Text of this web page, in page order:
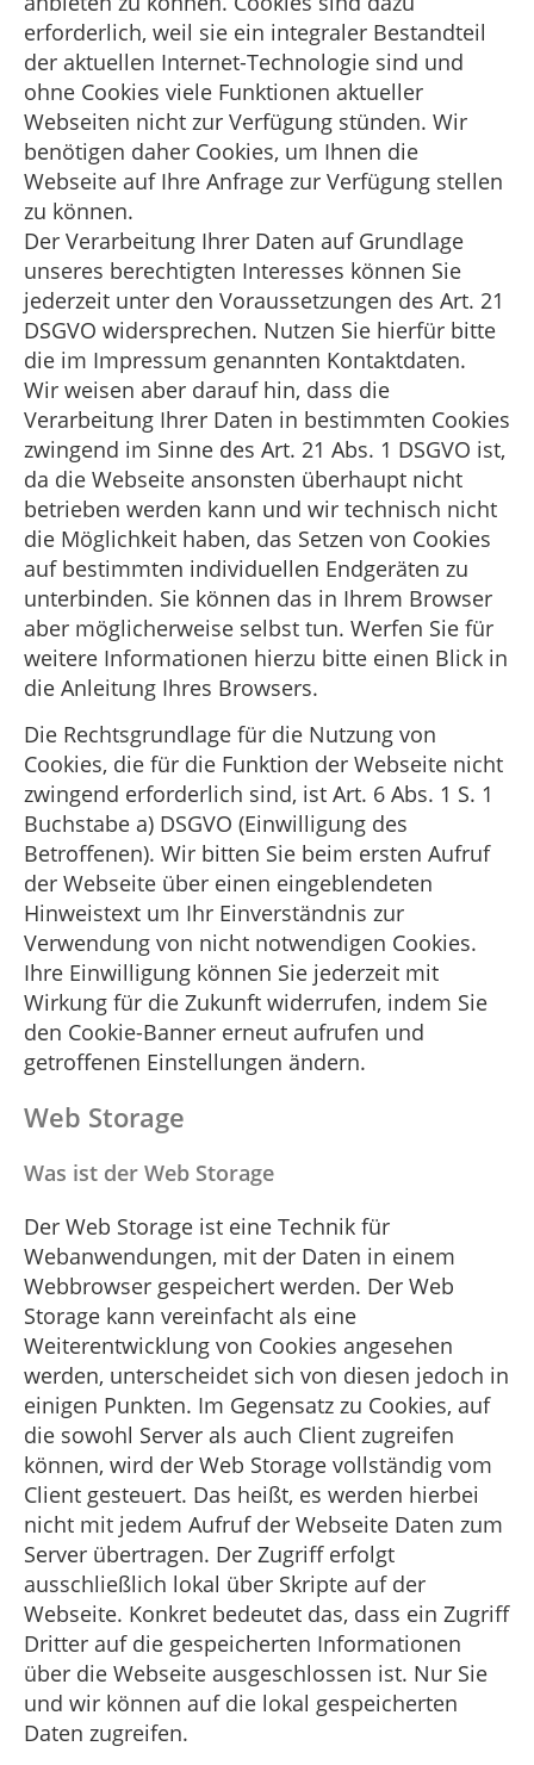
erforderlich, weil sie ein integraler Bestandteil
der aktuellen Internet-Technologie sind und
ohne Cookies viele Funktionen aktueller
Webseiten nicht zur Verfügung stünden. Wir
benötigen daher Cookies, um Ihnen die
Webseite auf Ihre Anfrage zur Verfügung stellen
zu können.
Der Verarbeitung Ihrer Daten auf Grundlage
unseres berechtigten Interesses können Sie
jederzeit unter den Voraussetzungen des Art. 21
DSGVO widersprechen. Nutzen Sie hierfür bitte
die im Impressum genannten Kontaktdaten.
Wir weisen aber darauf hin, dass die
Verarbeitung Ihrer Daten in bestimmten Cookies
zwingend im Sinne des Art. 21 Abs. 1 DSGVO ist,
da die Webseite ansonsten überhaupt nicht
betrieben werden kann und wir technisch nicht
die Möglichkeit haben, das Setzen von Cookies
auf bestimmten individuellen Endgeräten zu
unterbinden. Sie können das in Ihrem Browser
aber möglicherweise selbst tun. Werfen Sie für
weitere Informationen hierzu bitte einen Blick in
die Anleitung Ihres Browsers.
Die Rechtsgrundlage für die Nutzung von
Cookies, die für die Funktion der Webseite nicht
zwingend erforderlich sind, ist Art. 6 Abs. 1 S. 1
Buchstabe a) DSGVO (Einwilligung des
Betroffenen). Wir bitten Sie beim ersten Aufruf
der Webseite über einen eingeblendeten
Hinweistext um Ihr Einverständnis zur
Verwendung von nicht notwendigen Cookies.
Ihre Einwilligung können Sie jederzeit mit
Wirkung für die Zukunft widerrufen, indem Sie
den Cookie-Banner erneut aufrufen und
getroffenen Einstellungen ändern.
Web Storage
Was ist der Web Storage
Der Web Storage ist eine Technik für
Webanwendungen, mit der Daten in einem
Webbrowser gespeichert werden. Der Web
Storage kann vereinfacht als eine
Weiterentwicklung von Cookies angesehen
werden, unterscheidet sich von diesen jedoch in
einigen Punkten. Im Gegensatz zu Cookies, auf
die sowohl Server als auch Client zugreifen
können, wird der Web Storage vollständig vom
Client gesteuert. Das heißt, es werden hierbei
nicht mit jedem Aufruf der Webseite Daten zum
Server übertragen. Der Zugriff erfolgt
ausschließlich lokal über Skripte auf der
Webseite. Konkret bedeutet das, dass ein Zugriff
Dritter auf die gespeicherten Informationen
über die Webseite ausgeschlossen ist. Nur Sie
und wir können auf die lokal gespeicherten
Daten zugreifen.